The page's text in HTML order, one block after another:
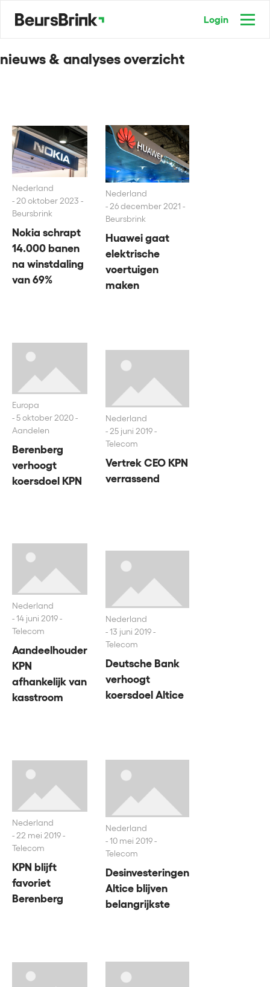
Login
nieuws & analyses overzicht
Nederland
20 oktober 2023 -
Beursbrink
Nokia schrapt
14.000 banen
na winstdaling
van 69%
Nederland
26 december 2021 -
Beursbrink
Huawei gaat
elektrische
voertuigen
maken
Europa
5 oktober 2020 -
Aandelen
Berenberg
verhoogt
koersdoel KPN
Nederland
25 juni 2019 -
Telecom
Vertrek CEO KPN
verrassend
Nederland
14 juni 2019 -
Telecom
Aandeelhouder
KPN
afhankelijk van
kasstroom
Nederland
13 juni 2019 -
Telecom
Deutsche Bank
verhoogt
koersdoel Altice
Nederland
22 mei 2019 -
Telecom
KPN blijft
favoriet
Berenberg
Nederland
10 mei 2019 -
Telecom
Desinvesteringen
Altice blijven
belangrijkste